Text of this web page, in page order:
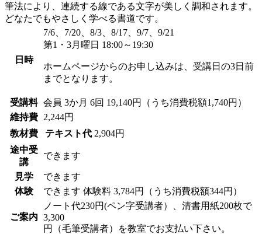
筆法により、連続する線である文字が美しく調和されます。
どなたでもやさしく学べる書道です。
日時
7/6、7/20、8/3、8/17、9/7、9/21
第1・3月曜日 18:00～19:30
ホームページからのお申し込みは、受講日の3日前
までとなります。
受講料 会員 3か月 6回 19,140円（うち消費税額1,740円）
維持費
2,244円
教材費
テキスト代 2,904円
途中受
講
できます
見学
できます
体験
できます 体験料 3,784円（うち消費税額344円）
ご案内
ノート代230円(ペン字受講者）、清書用紙200枚で
3,300
円（毛筆受講者）を教室でお支払い下さい。